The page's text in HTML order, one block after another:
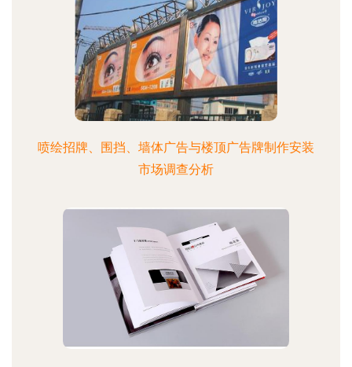
喷绘招牌、围挡、墙体广告与楼顶广告牌制作安装
市场调查分析